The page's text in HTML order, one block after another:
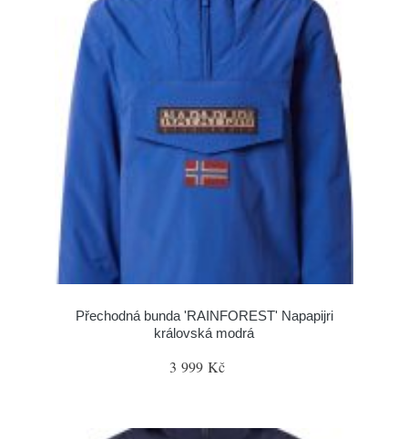
Přechodná bunda 'RAINFOREST' Napapijri
královská modrá
3 999 Kč